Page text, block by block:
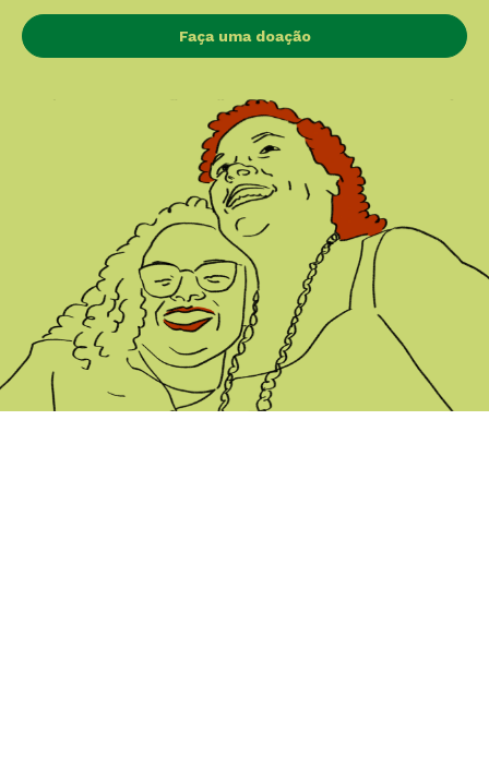
Faça uma doação